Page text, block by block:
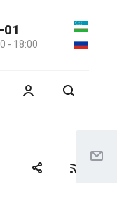
- 18:00